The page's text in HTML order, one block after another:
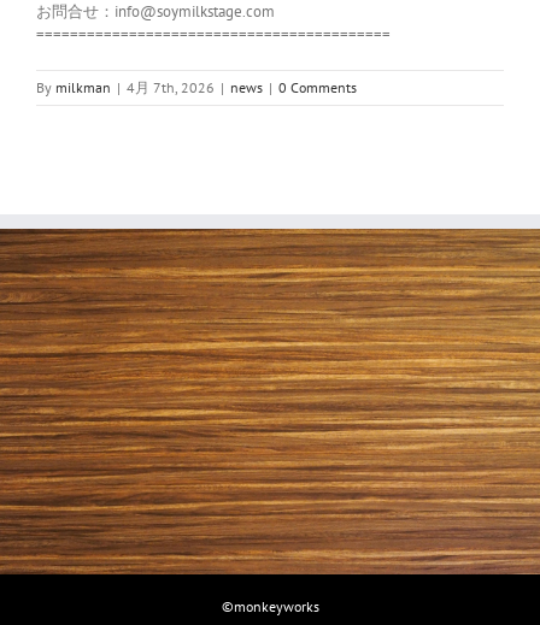
お問合せ：info@soymilkstage.com
==========================================
By milkman | 4月 7th, 2026 | news | 0 Comments
©monkeyworks